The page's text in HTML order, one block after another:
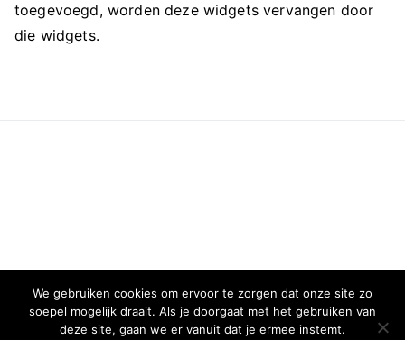
toegevoegd, worden deze widgets vervangen door
die widgets.
We gebruiken cookies om ervoor te zorgen dat onze site zo
soepel mogelijk draait. Als je doorgaat met het gebruiken van
deze site, gaan we er vanuit dat je ermee instemt.